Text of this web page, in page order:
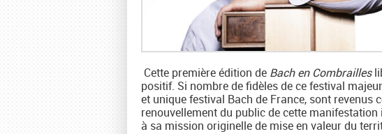
Cette première édition de Bach en Combrailles
positif. Si nombre de fidèles de ce festival
et unique festival Bach de France, sont revenus
renouvellement du public de cette
à sa mission originelle de mise en valeur du